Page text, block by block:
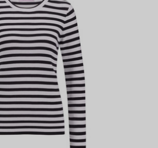
von Studio Anneloes ist ein zeitloser
Stil und Vielseitigkeit perfekt vereint.
und profitiere von zahlreichen
für deine Alltags-Outfits, die Saison